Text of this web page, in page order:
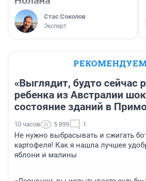
Стас Соколов
Эксперт
«Выглядит, будто сейчас
ребенка из Австралии
состояние зданий в
10 часов 5 899 1
Не нужно выбрасывать и сжигать
картофеля! Как я нашла лучшее
яблони и малины